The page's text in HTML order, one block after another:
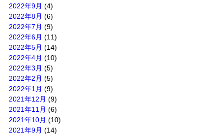
2022年9月 (4)
2022年8月 (6)
2022年7月 (9)
2022年6月 (11)
2022年5月 (14)
2022年4月 (10)
2022年3月 (5)
2022年2月 (5)
2022年1月 (9)
2021年12月 (9)
2021年11月 (6)
2021年10月 (10)
2021年9月 (14)